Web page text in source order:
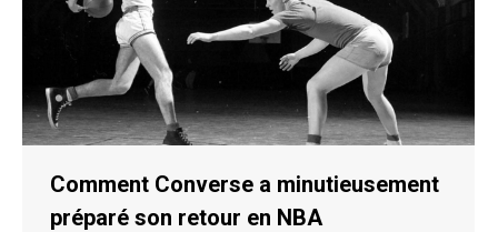
Comment Converse a minutieusement
préparé son retour en NBA